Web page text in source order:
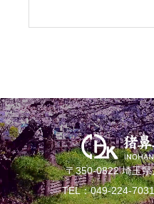
〒350-0822 埼玉
TEL：049-224-